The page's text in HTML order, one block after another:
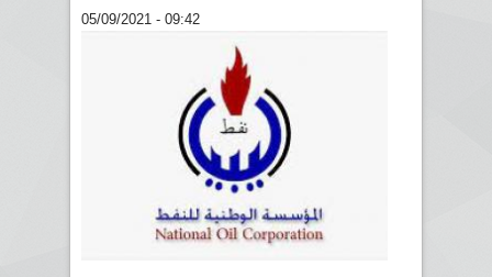
05/09/2021 - 09:42